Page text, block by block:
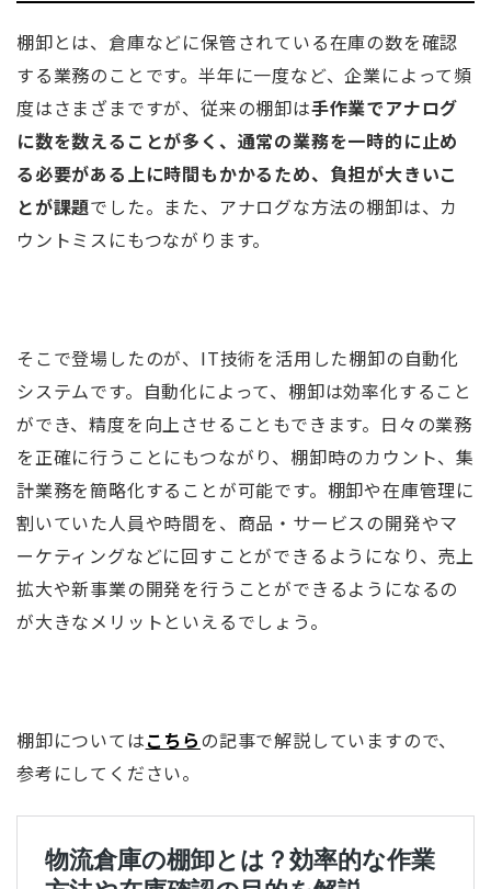
棚卸とは、倉庫などに保管されている在庫の数を確認
する業務のことです。半年に一度など、企業によって頻
度はさまざまですが、従来の棚卸は手作業でアナログ
に数を数えることが多く、通常の業務を一時的に止め
る必要がある上に時間もかかるため、負担が大きいこ
とが課題でした。また、アナログな方法の棚卸は、カ
ウントミスにもつながります。
そこで登場したのが、IT技術を活用した棚卸の自動化
システムです。自動化によって、棚卸は効率化すること
ができ、精度を向上させることもできます。日々の業務
を正確に行うことにもつながり、棚卸時のカウント、集
計業務を簡略化することが可能です。棚卸や在庫管理に
割いていた人員や時間を、商品・サービスの開発やマ
ーケティングなどに回すことができるようになり、売上
拡大や新事業の開発を行うことができるようになるの
が大きなメリットといえるでしょう。
棚卸についてはこちらの記事で解説していますので、
参考にしてください。